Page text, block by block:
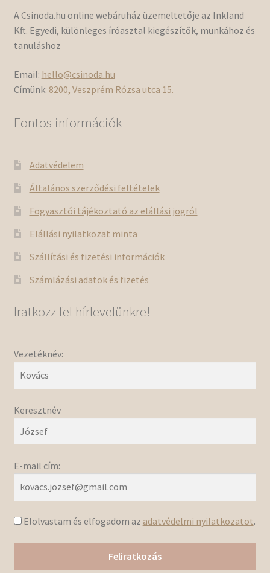
A Csinoda.hu online webáruház üzemeltetője az Inkland
Kft. Egyedi, különleges íróasztal kiegészítők, munkához és
tanuláshoz
Email: hello@csinoda.hu
Címünk: 8200, Veszprém Rózsa utca 15.
Fontos információk
Adatvédelem
Általános szerződési feltételek
Fogyasztói tájékoztató az elállási jogról
Elállási nyilatkozat minta
Szállítási és fizetési információk
Számlázási adatok és fizetés
Iratkozz fel hírlevelünkre!
Vezetéknév:
Keresztnév
E-mail cím:
Elolvastam és elfogadom az adatvédelmi nyilatkozatot.